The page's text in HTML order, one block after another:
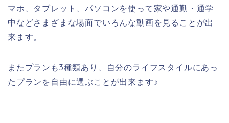
マホ、タブレット、パソコンを使って家や通勤・通学
中などさまざまな場面でいろんな動画を見ることが出
来ます。
またプランも3種類あり、自分のライフスタイルにあっ
たプランを自由に選ぶことが出来ます♪